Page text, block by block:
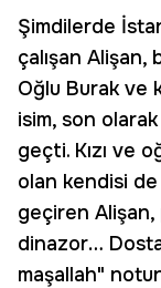
Şimdilerde
çalışan
Oğlu Burak ve
isim, son
geçti. Kızı ve
olan kendisi
geçiren Alişan,
dinazor…
maşallah"